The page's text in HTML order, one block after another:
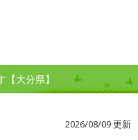
大分県】
2026/08/09 更新